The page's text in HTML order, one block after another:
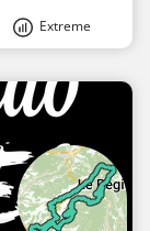
Extreme